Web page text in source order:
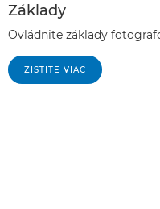
Základy
Ovládnite základy
ZISTITE VIAC